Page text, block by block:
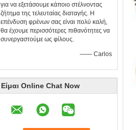
για να εξετάσουμε κάποιο στέλνοντας
ζήτημα της τελευταίας διαταγής. Η
επένδυση φρένων σας είναι πολύ καλή,
θα έχουμε περισσότερες πιθανότητες να
συνεργαστούμε ως φίλους.
—— Carlos
Είμαι Online Chat Now